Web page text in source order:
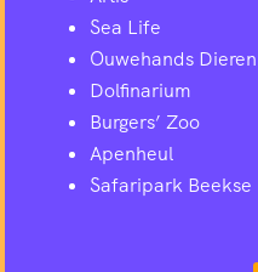
Sea Life
Ouwehands
Dolfinarium
Burgers’ Zoo
Apenheul
Safaripark Beekse